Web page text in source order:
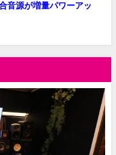
音源が増量パワーアッ